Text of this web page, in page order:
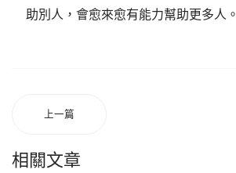
助別人，會愈來愈有能力幫助更多人。
上一篇
相關文章